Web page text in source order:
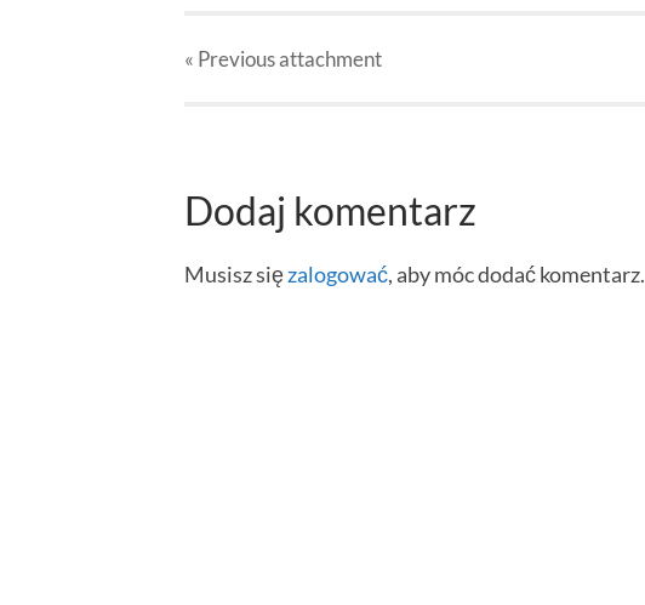
« Previousattachment
Dodaj komentarz
Musisz sięzalogować, aby móc dodać komentarz.